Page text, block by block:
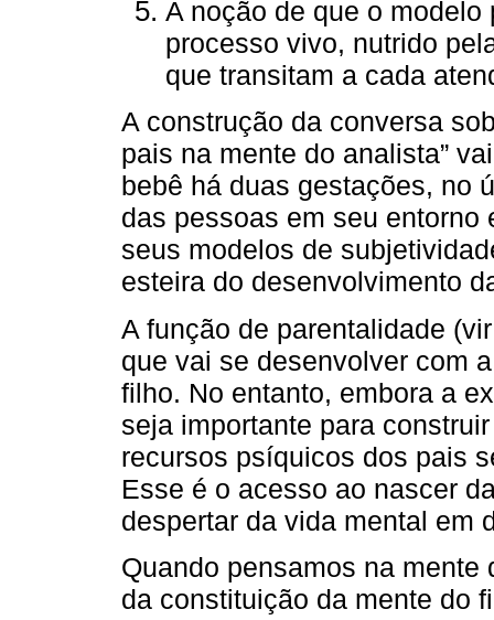
A noção de que o
processo vivo, nutrido
que transitam a cada
A construção da conversa
pais na mente do analista”
bebê há duas gestações, no
das pessoas em seu
seus modelos de
esteira do desenvolvimento
A função de parentalidade
que vai se desenvolver com
filho. No entanto, embora a
seja importante para
recursos psíquicos dos pais
Esse é o acesso ao nascer
despertar da vida mental em
Quando pensamos na
da constituição da mente do